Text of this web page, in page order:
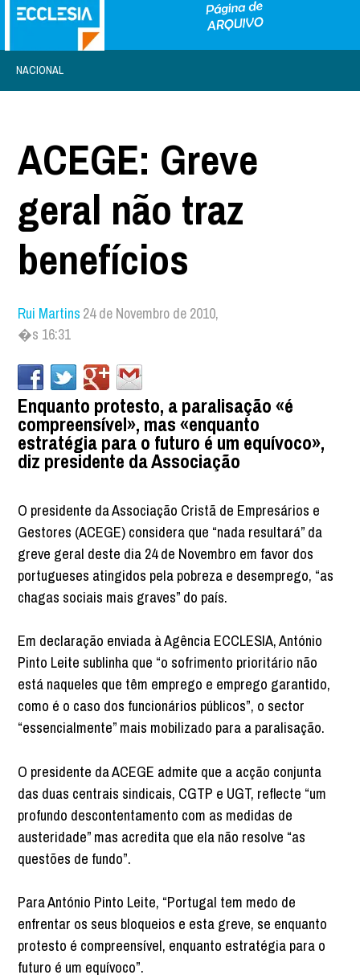
NACIONAL
ACEGE: Greve
geral não traz
benefícios
Rui Martins 24 de Novembro de 2010,
�s 16:31
Enquanto protesto, a paralisação «é
compreensível», mas «enquanto
estratégia para o futuro é um equívoco»,
diz presidente da Associação
O presidente da Associação Cristã de Empresários e
Gestores (ACEGE) considera que “nada resultará” da
greve geral deste dia 24 de Novembro em favor dos
portugueses atingidos pela pobreza e desemprego, “as
chagas sociais mais graves” do país.
Em declaração enviada à Agência ECCLESIA, António
Pinto Leite sublinha que “o sofrimento prioritário não
está naqueles que têm emprego e emprego garantido,
como é o caso dos funcionários públicos”, o sector
“essencialmente” mais mobilizado para a paralisação.
O presidente da ACEGE admite que a acção conjunta
das duas centrais sindicais, CGTP e UGT, reflecte “um
profundo descontentamento com as medidas de
austeridade” mas acredita que ela não resolve “as
questões de fundo”.
Para António Pinto Leite, “Portugal tem medo de
enfrentar os seus bloqueios e esta greve, se enquanto
protesto é compreensível, enquanto estratégia para o
futuro é um equívoco”.